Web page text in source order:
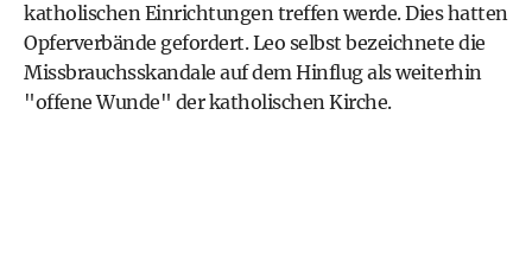
katholischen Einrichtungen treffen werde. Dies hatten
Opferverbände gefordert. Leo selbst bezeichnete die
Missbrauchsskandale auf dem Hinflug als weiterhin
"offene Wunde" der katholischen Kirche.